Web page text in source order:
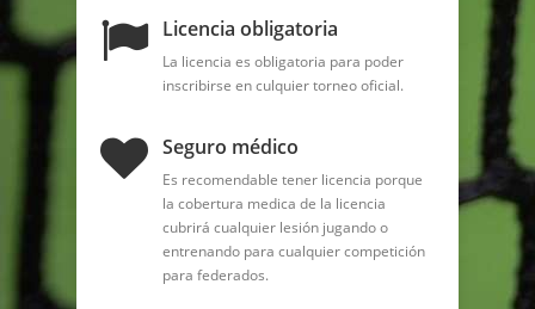
Licencia obligatoria
La licencia es obligatoria para poder
inscribirse en culquier torneo oficial.
Seguro médico
Es recomendable tener licencia porque
la cobertura medica de la licencia
cubrirá cualquier lesión jugando o
entrenando para cualquier competición
para federados.